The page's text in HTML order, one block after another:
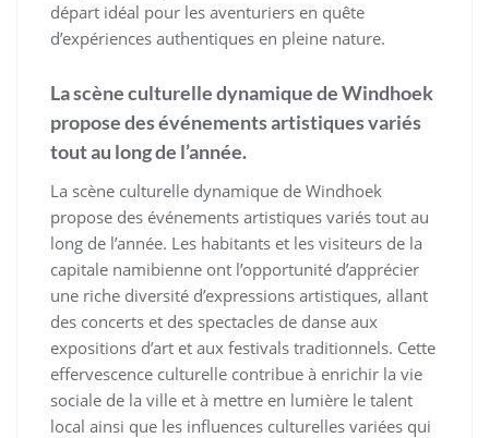
départ idéal pour les aventuriers en quête
d’expériences authentiques en pleine nature.
La scène culturelle dynamique de Windhoek
propose des événements artistiques variés
tout au long de l’année.
La scène culturelle dynamique de Windhoek
propose des événements artistiques variés tout au
long de l’année. Les habitants et les visiteurs de la
capitale namibienne ont l’opportunité d’apprécier
une riche diversité d’expressions artistiques, allant
des concerts et des spectacles de danse aux
expositions d’art et aux festivals traditionnels. Cette
effervescence culturelle contribue à enrichir la vie
sociale de la ville et à mettre en lumière le talent
local ainsi que les influences culturelles variées qui